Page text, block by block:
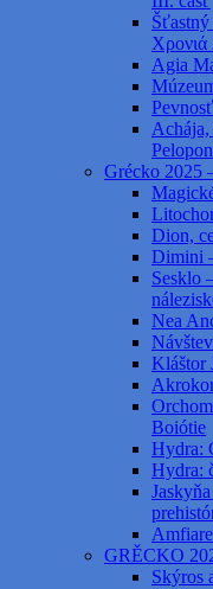
Χρονιά
Agia
Grécko 2025
Dion,
Dimini
Sesklo
Nea
Kláštor
Boiótie
Hydra:
Hydra:
GRĚCKO
Skýros